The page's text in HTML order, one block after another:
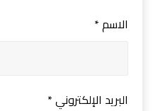
الاسم*
البريد الإلكتروني*